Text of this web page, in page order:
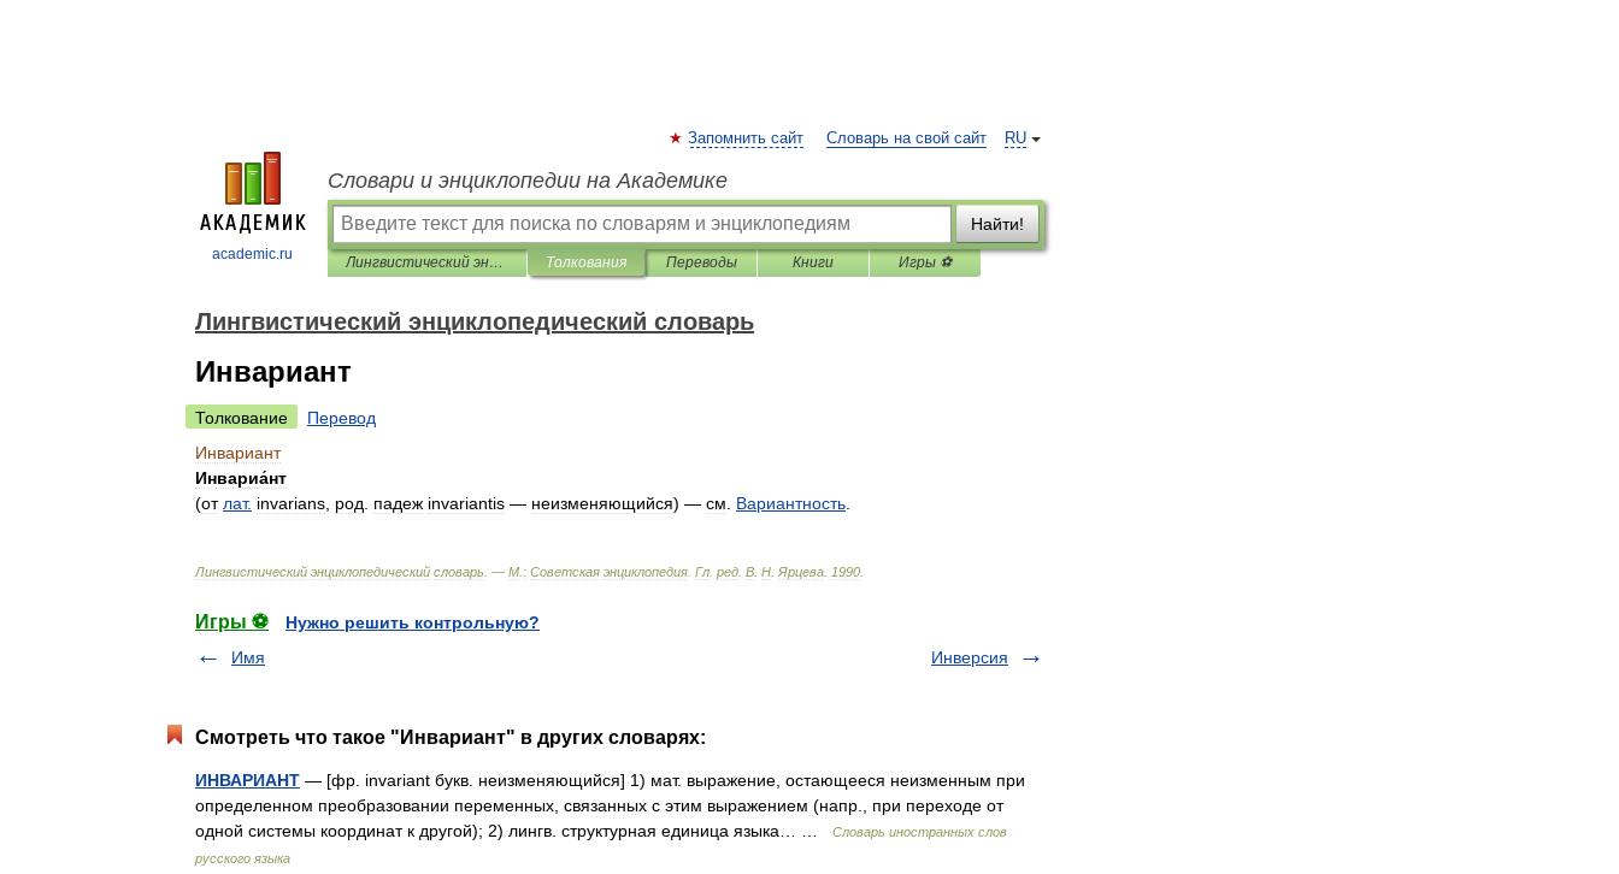
academic.ru
RU
Запомнить сайт Словарь на свой сайт
Словари и энциклопедии на Академике
Найти!
Лингвистический энциклопедический словарь Толкования Переводы Книги Игры ⚽
Лингвистический энциклопедический словарь
Инвариант
Толкование
Перевод
Инвариант
Инвариа́нт
(от лат. invarians род падеж invariantis — неизменяющийся) — см Вариантность
Лингвистический энциклопедический словарь . — М : Советская энциклопедия Гл ред В Н Ярцева 1990
Игры ⚽
Нужно решить контрольную?
Имя
Инверсия
Смотреть что такое "Инвариант" в других словарях:
ИНВАРИАНТ — [фр. invariant букв. неизменяющийся] 1) мат. выражение, остающееся неизменным при
определенном преобразовании переменных, связанных с этим выражением (напр., при переходе от
одной системы координат к другой); 2) лингв. структурная единица языка… …
Словарь иностранных слов
русского языка